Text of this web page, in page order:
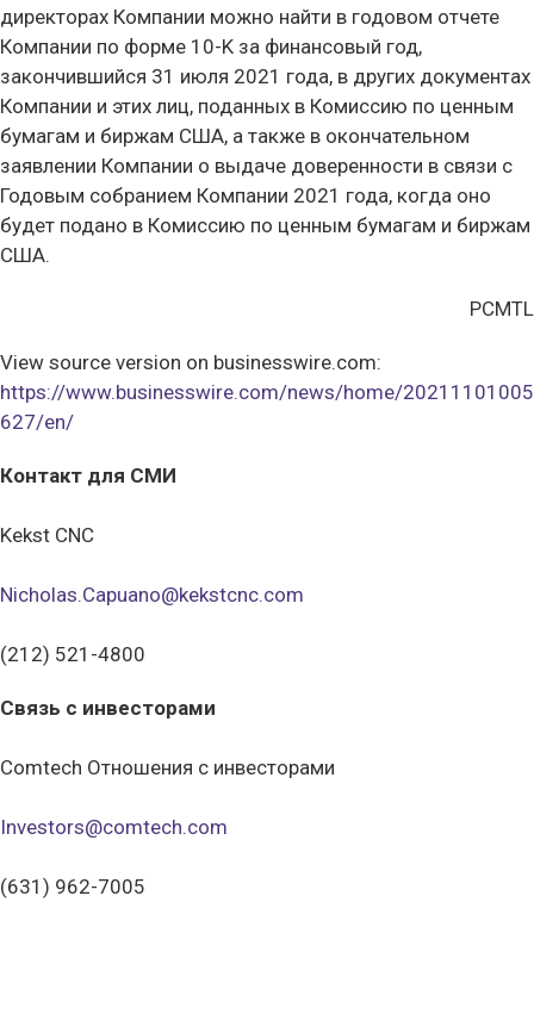
директорах Компании можно найти в годовом отчете
Компании по форме 10-K за финансовый год,
закончившийся 31 июля 2021 года, в других документах
Компании и этих лиц, поданных в Комиссию по ценным
бумагам и биржам США, а также в окончательном
заявлении Компании о выдаче доверенности в связи с
Годовым собранием Компании 2021 года, когда оно
будет подано в Комиссию по ценным бумагам и биржам
США.
PCMTL
View source version on businesswire.com:
https://www.businesswire.com/news/home/20211101005
627/en/
Контакт для СМИ
Kekst CNC
Nicholas.Capuano@kekstcnc.com
(212) 521-4800
Связь с инвесторами
Comtech Отношения с инвесторами
Investors@comtech.com
(631) 962-7005